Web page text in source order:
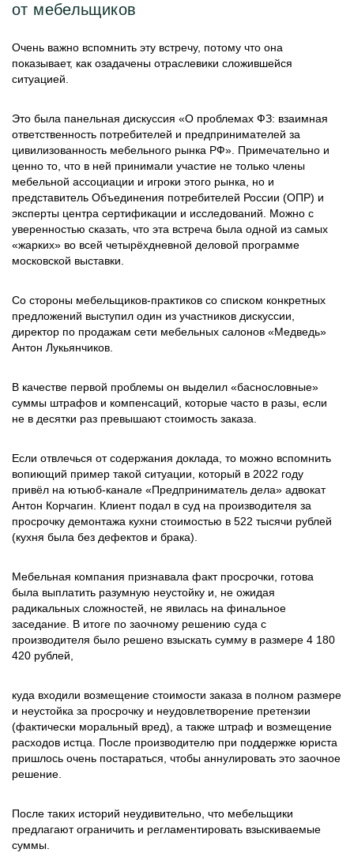
от мебельщиков
Очень важно вспомнить эту встречу, потому что она
показывает, как озадачены отраслевики сложившейся
ситуацией.
Это была панельная дискуссия «О проблемах ФЗ: взаимная
ответственность потребителей и предпринимателей за
цивилизованность мебельного рынка РФ». Примечательно и
ценно то, что в ней принимали участие не только члены
мебельной ассоциации и игроки этого рынка, но и
представитель Объединения потребителей России (ОПР) и
эксперты центра сертификации и исследований. Можно с
уверенностью сказать, что эта встреча была одной из самых
«жарких» во всей четырёхдневной деловой программе
московской выставки.
Со стороны мебельщиков-практиков со списком конкретных
предложений выступил один из участников дискуссии,
директор по продажам сети мебельных салонов «Медведь»
Антон Лукьянчиков.
В качестве первой проблемы он выделил «баснословные»
суммы штрафов и компенсаций, которые часто в разы, если
не в десятки раз превышают стоимость заказа.
Если отвлечься от содержания доклада, то можно вспомнить
вопиющий пример такой ситуации, который в 2022 году
привёл на ютьюб-канале «Предприниматель дела» адвокат
Антон Корчагин. Клиент подал в суд на производителя за
просрочку демонтажа кухни стоимостью в 522 тысячи рублей
(кухня была без дефектов и брака).
Мебельная компания признавала факт просрочки, готова
была выплатить разумную неустойку и, не ожидая
радикальных сложностей, не явилась на финальное
заседание. В итоге по заочному решению суда с
производителя было решено взыскать сумму в размере 4 180
420 рублей,
куда входили возмещение стоимости заказа в полном размере
и неустойка за просрочку и неудовлетворение претензии
(фактически моральный вред), а также штраф и возмещение
расходов истца. После производителю при поддержке юриста
пришлось очень постараться, чтобы аннулировать это заочное
решение.
После таких историй неудивительно, что мебельщики
предлагают ограничить и регламентировать взыскиваемые
суммы.